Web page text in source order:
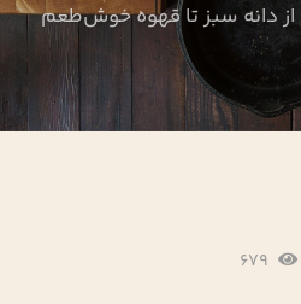
دانه سبز تا قهوه خوش‌طعم